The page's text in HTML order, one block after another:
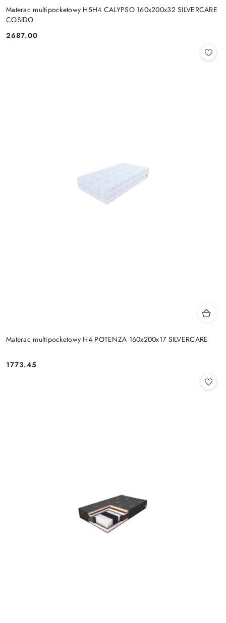
Materac multipocketowy H5H4 CALYPSO 160x200x32 SILVERCARE
COSIDO
Cena:
2687.00
Materac multipocketowy H4 POTENZA 160x200x17 SILVERCARE
Cena:
1773.45